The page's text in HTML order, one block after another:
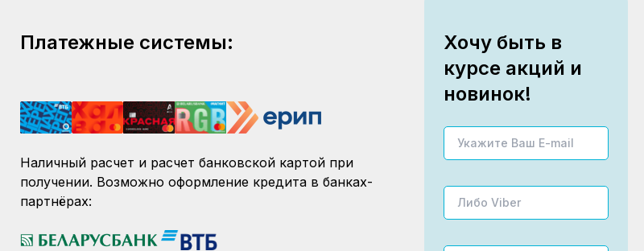
Платежные системы:
Наличный расчет и расчет банковской картой при
получении. Возможно оформление кредита в банках-
партнёрах:
Хочу быть в
курсе акций и
новинок!